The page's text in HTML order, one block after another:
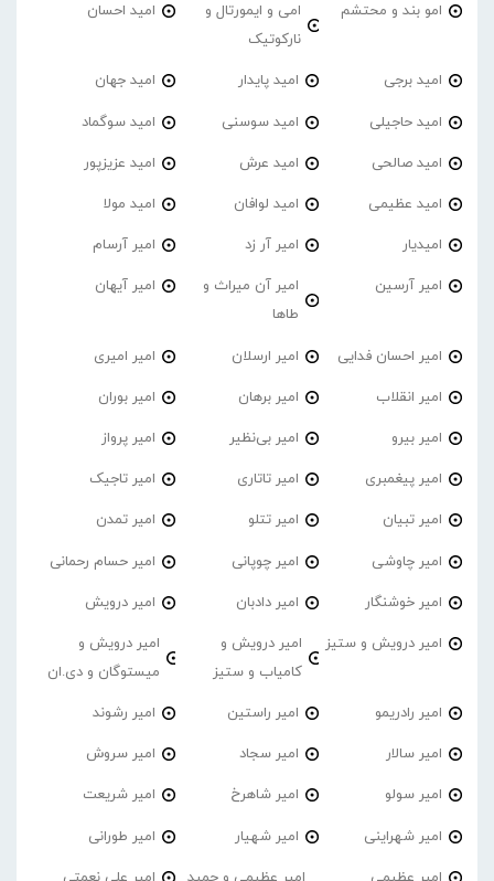
امو بند و محتشم
امی و ایمورتال و
نارکوتیک
امید احسان
امید برجی امید پایدار امید جهان
امید حاجیلی امید سوسنی امید سوگماد
امید صالحی امید عرش امید عزیزپور
امید عظیمی امید لوافان امید مولا
امیدیار امیر آر زد امیر آرسام
امیر آرسین
امیر آن میراث و
طاها
امیر آیهان
امیر احسان فدایی امیر ارسلان امیر امیری
امیر انقلاب امیر برهان امیر‌ بوران
امیر بیرو امیر بی‌نظیر امیر پرواز
امیر پیغمبری امیر تاتاری امیر تاجیک
امیر تبیان امیر تتلو امیر تمدن
امیر چاوشی امیر چوپانی امیر حسام رحمانی
امیر خوشنگار امیر دادبان امیر درویش
امیر درویش و ستیز
امیر درویش و
کامیاب و ستیز
امیر درویش و
میستوگان و دی.ان
امیر رادریمو امیر راستین امیر رشوند
امیر سالار امیر سجاد امیر سروش
امیر سولو امیر شاهرخ امیر شریعت
امیر شهراینی امیر شهیار امیر طورانی